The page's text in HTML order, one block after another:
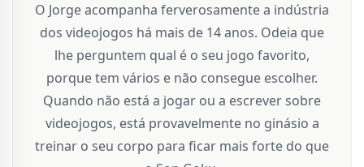
O Jorge acompanha ferverosamente a indústria
dos videojogos há mais de 14 anos. Odeia que
lhe perguntem qual é o seu jogo favorito,
porque tem vários e não consegue escolher.
Quando não está a jogar ou a escrever sobre
videojogos, está provavelmente no ginásio a
treinar o seu corpo para ficar mais forte do que